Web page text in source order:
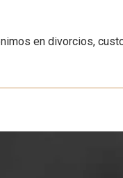
en divorcios,